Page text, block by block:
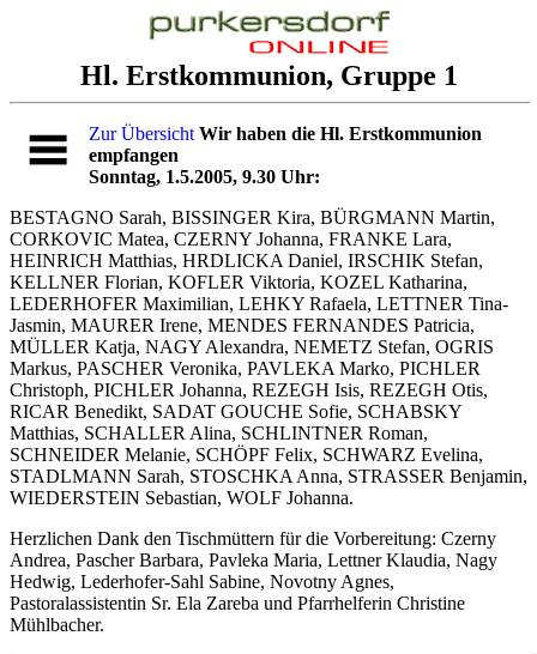
Hl. Erstkommunion, Gruppe 1
Zur Übersicht Wir haben die Hl. Erstkommunion
empfangen
Sonntag, 1.5.2005, 9.30 Uhr:
BESTAGNO Sarah, BISSINGER Kira, BÜRGMANN Martin,
CORKOVIC Matea, CZERNY Johanna, FRANKE Lara,
HEINRICH Matthias, HRDLICKA Daniel, IRSCHIK Stefan,
KELLNER Florian, KOFLER Viktoria, KOZEL Katharina,
LEDERHOFER Maximilian, LEHKY Rafaela, LETTNER Tina-
Jasmin, MAURER Irene, MENDES FERNANDES Patricia,
MÜLLER Katja, NAGY Alexandra, NEMETZ Stefan, OGRIS
Markus, PASCHER Veronika, PAVLEKA Marko, PICHLER
Christoph, PICHLER Johanna, REZEGH Isis, REZEGH Otis,
RICAR Benedikt, SADAT GOUCHE Sofie, SCHABSKY
Matthias, SCHALLER Alina, SCHLINTNER Roman,
SCHNEIDER Melanie, SCHÖPF Felix, SCHWARZ Evelina,
STADLMANN Sarah, STOSCHKA Anna, STRASSER Benjamin,
WIEDERSTEIN Sebastian, WOLF Johanna.
Herzlichen Dank den Tischmüttern für die Vorbereitung: Czerny
Andrea, Pascher Barbara, Pavleka Maria, Lettner Klaudia, Nagy
Hedwig, Lederhofer-Sahl Sabine, Novotny Agnes,
Pastoralassistentin Sr. Ela Zareba und Pfarrhelferin Christine
Mühlbacher.